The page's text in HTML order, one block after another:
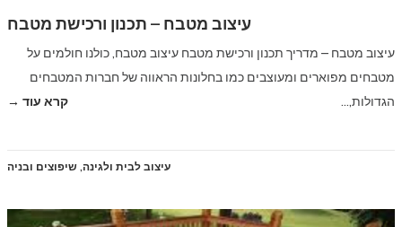
עיצוב מטבח – תכנון ורכישת מטבח
עיצוב מטבח – מדריך תכנון ורכישת מטבח עיצוב מטבח, כולנו חולמים על
מטבחים מפוארים ומעוצבים כמו בחלונות הראווה של חברות המטבחים
הגדולות,…
קרא עוד →
עיצוב לבית ולגינה, שיפוצים ובניה